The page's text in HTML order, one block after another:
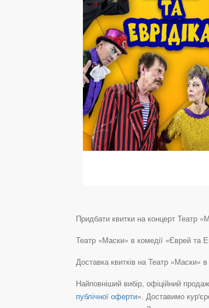
Придбати квитки на концерт Театр
Театр «Маски» в комедії «Єврей та
Доставка квитків на Театр «Маски»
Найповніший вибір, офіційний
публічної оферти». Доставимо